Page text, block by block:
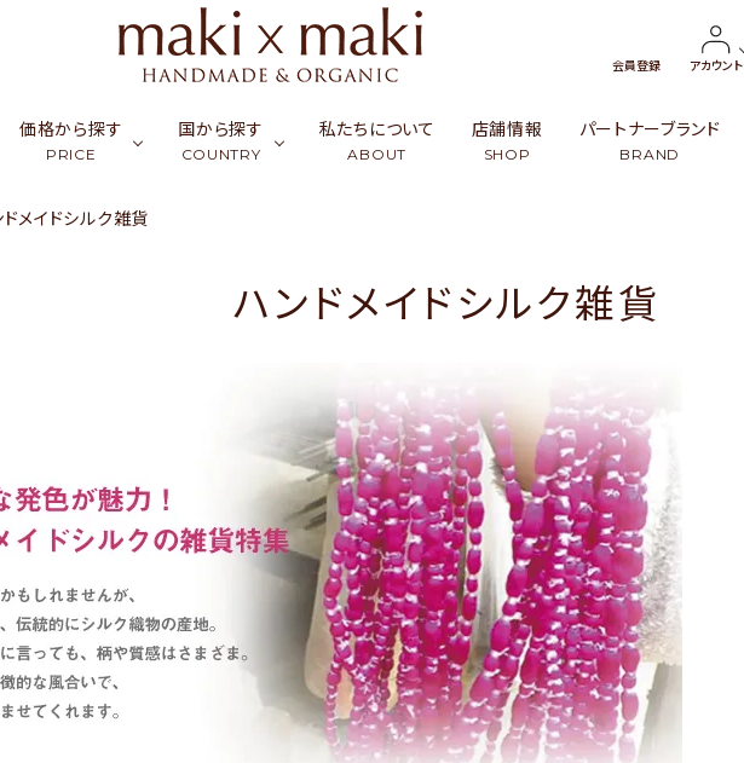
会員登録 アカウント
フード ギフト
リネン・麻 竹（バンブー）・籐（ラタン）・葦
価格から探す
PRICE
￥10,000〜￥14,999
国から探す
COUNTRY
インド バングラデシュ
私たちについて
ABOUT
店舗情報
SHOP
パートナーブランド
BRAND
ドメイドシルク雑貨
ハンドメイドシルク雑貨